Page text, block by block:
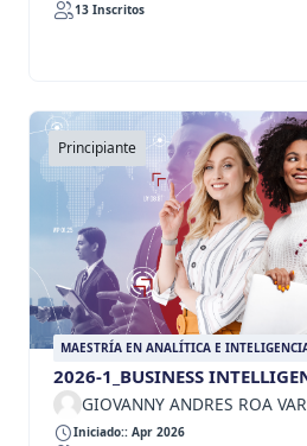
13 Inscritos
Principiante
MAESTRÍA EN ANALÍTICA E
2026-1_BUSINESS
GIOVANNY ANDRES ROA
Iniciado:: Apr 2026